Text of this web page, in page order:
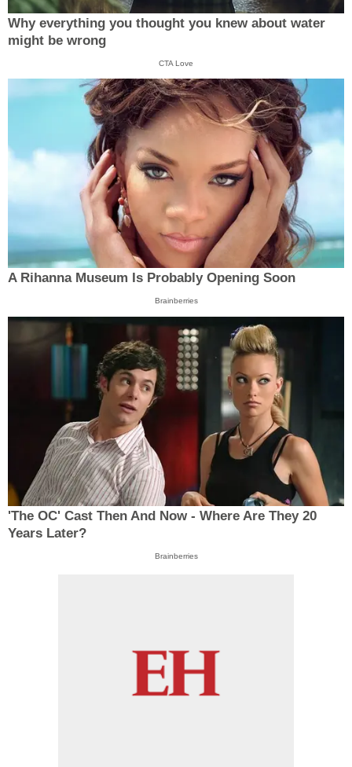
Why everything you thought you knew about water
might be wrong
CTA Love
A Rihanna Museum Is Probably Opening Soon
Brainberries
'The OC' Cast Then And Now - Where Are They 20
Years Later?
Brainberries